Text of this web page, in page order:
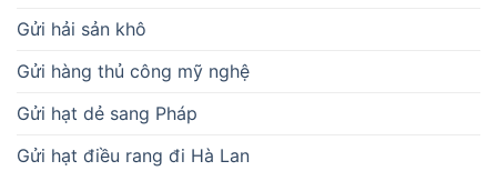
Gửi hải sản khô
Gửi hàng thủ công mỹ nghệ
Gửi hạt dẻ sang Pháp
Gửi hạt điều rang đi Hà Lan